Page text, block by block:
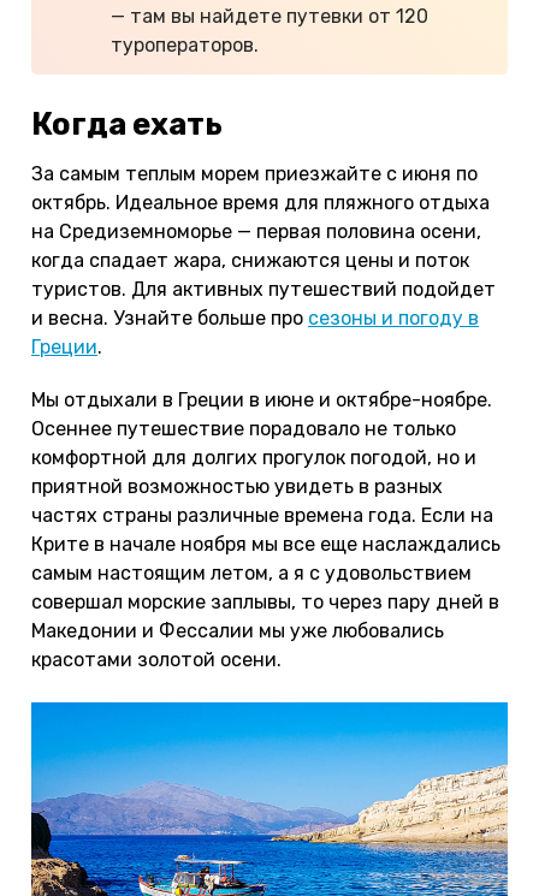
— там вы найдете путевки от 120
туроператоров.
Когда ехать
За самым теплым морем приезжайте с июня по
октябрь. Идеальное время для пляжного отдыха
на Средиземноморье — первая половина осени,
когда спадает жара, снижаются цены и поток
туристов. Для активных путешествий подойдет
и весна. Узнайте больше про сезоны и погоду в
Греции.
Мы отдыхали в Греции в июне и октябре-ноябре.
Осеннее путешествие порадовало не только
комфортной для долгих прогулок погодой, но и
приятной возможностью увидеть в разных
частях страны различные времена года. Если на
Крите в начале ноября мы все еще наслаждались
самым настоящим летом, а я с удовольствием
совершал морские заплывы, то через пару дней в
Македонии и Фессалии мы уже любовались
красотами золотой осени.